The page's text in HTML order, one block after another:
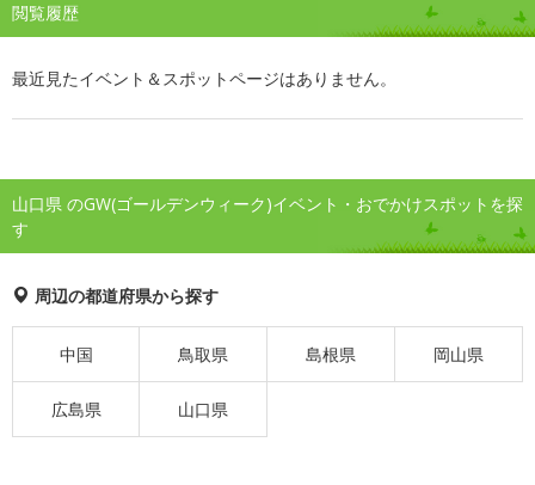
閲覧履歴
最近見たイベント＆スポットページはありません。
山口県 のGW(ゴールデンウィーク)イベント・おでかけスポットを探
す
周辺の都道府県から探す
中国 鳥取県 島根県 岡山県
広島県 山口県